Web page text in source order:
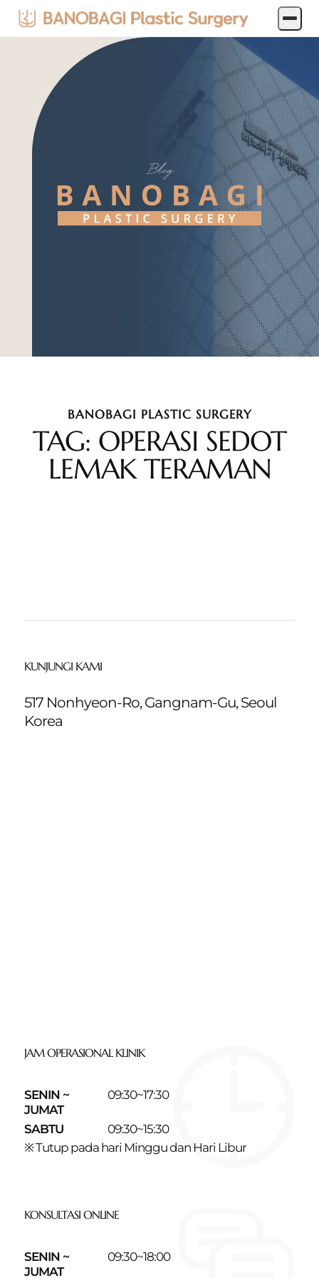
BANOBAGI PLASTIC SURGERY
TAG: OPERASI SEDOT
LEMAK TERAMAN
KUNJUNGI KAMI
517 Nonhyeon-Ro, Gangnam-Gu, Seoul
Korea
JAM OPERASIONAL KLINIK
SENIN ~
JUMAT
09:30~17:30
SABTU
09:30~15:30
※ Tutup pada hari Minggu dan Hari Libur
KONSULTASI ONLINE
SENIN ~
JUMAT
09:30~18:00